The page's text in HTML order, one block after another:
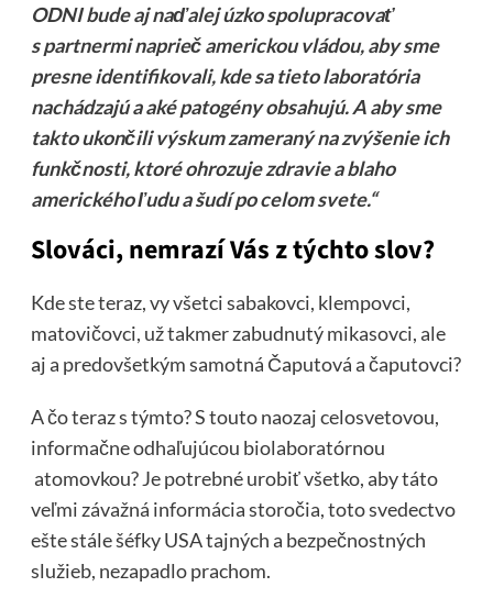
ODNI bude aj naďalej úzko spolupracovať
s partnermi naprieč americkou vládou, aby sme
presne identifikovali, kde sa tieto laboratória
nachádzajú a aké patogény obsahujú. A aby sme
takto ukončili výskum zameraný na zvýšenie ich
funkčnosti, ktoré ohrozuje zdravie a blaho
amerického ľudu a šudí po celom svete.“
Slováci, nemrazí Vás z týchto slov?
Kde ste teraz, vy všetci sabakovci, klempovci,
matovičovci, už takmer zabudnutý mikasovci, ale
aj a predovšetkým samotná Čaputová a čaputovci?
A čo teraz s týmto? S touto naozaj celosvetovou,
informačne odhaľujúcou biolaboratórnou
atomovkou? Je potrebné urobiť všetko, aby táto
veľmi závažná informácia storočia, toto svedectvo
ešte stále šéfky USA tajných a bezpečnostných
služieb, nezapadlo prachom.